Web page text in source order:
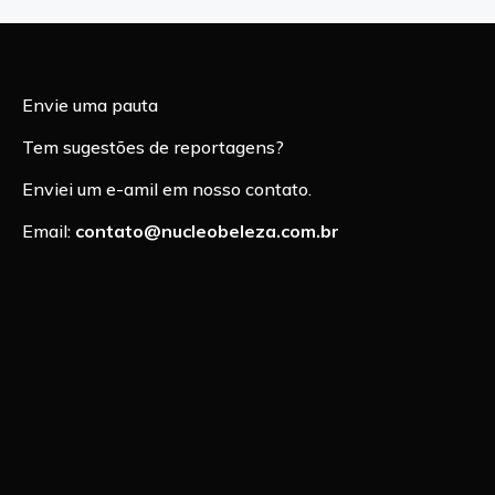
Envie uma pauta
Tem sugestões de reportagens?
Enviei um e-amil em nosso contato.
Email: contato@nucleobeleza.com.br